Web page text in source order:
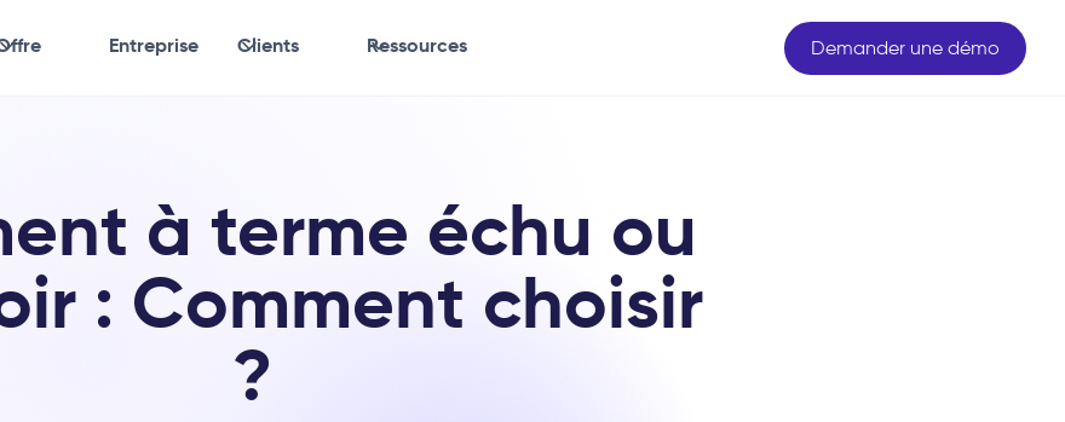
Entreprise Clients Ressources Demander une démo
à terme échu ou
: Comment choisir
?